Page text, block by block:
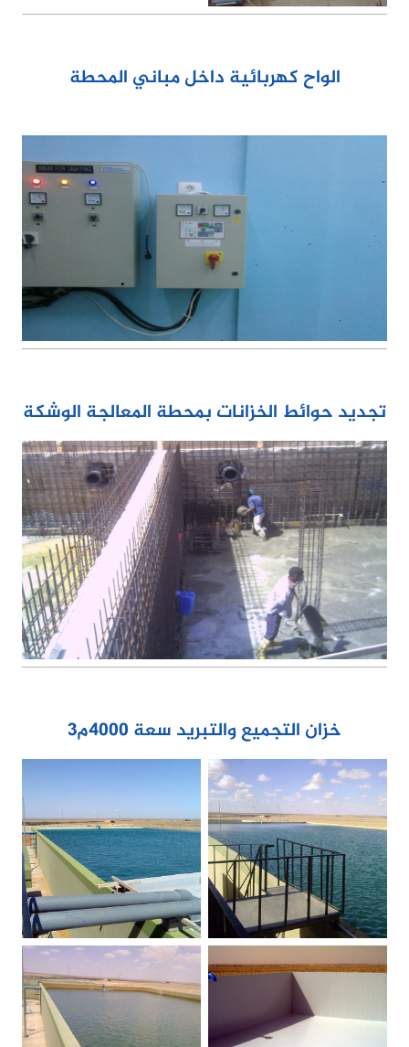
الواح كهربائية داخل مباني المحطة
تجديد حوائط الخزانات بمحطة المعالجة الوشكة
خزان التجميع والتبريد سعة 4000م3